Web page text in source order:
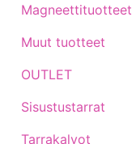
Magneettituotteet
Muut tuotteet
OUTLET
Sisustustarrat
Tarrakalvot